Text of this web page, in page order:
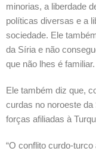
minorias, a liberdade
políticas diversas e a
sociedade. Ele
da Síria e não
que não lhes é familiar.
Ele também diz que,
curdas no noroeste
forças afiliadas à
“O conflito curdo-